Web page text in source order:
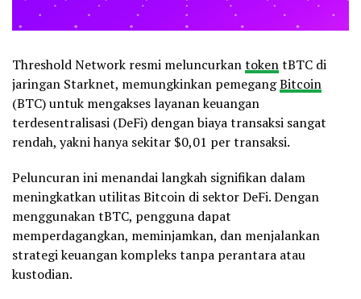
Threshold Network resmi meluncurkantokentBTC di
jaringan Starknet, memungkinkan pemegangBitcoin
(BTC) untuk mengakses layanan keuangan
terdesentralisasi (DeFi) dengan biaya transaksi sangat
rendah, yakni hanya sekitar $0,01 per transaksi.
Peluncuran ini menandai langkah signifikan dalam
meningkatkan utilitas Bitcoin di sektor DeFi. Dengan
menggunakan tBTC, pengguna dapat
memperdagangkan, meminjamkan, dan menjalankan
strategi keuangan kompleks tanpa perantara atau
kustodian.